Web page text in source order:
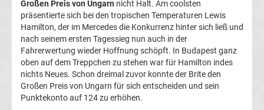
1
Weltmeister
F1
Großen Preis von Ungarn nicht Halt. Am coolsten
präsentierte sich bei den tropischen Temperaturen Lewis
Hamilton, der im Mercedes die Konkurrenz hinter sich ließ und
nach seinem ersten Tagessieg nun auch in der
Fahrerwertung wieder Hoffnung schöpft. In Budapest ganz
oben auf dem Treppchen zu stehen war für Hamilton indes
nichts Neues. Schon dreimal zuvor konnte der Brite den
Großen Preis von Ungarn für sich entscheiden und sein
Punktekonto auf 124 zu erhöhen.